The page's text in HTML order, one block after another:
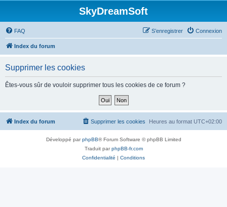
SkyDreamSoft
FAQ Connexion
S’enregistrer
Index du forum
Supprimer les cookies
Êtes-vous sûr de vouloir supprimer tous les cookies de ce forum ?
Index du forum Heures au format UTC+02:00
Supprimer les cookies
Développé parphpBB® Forum Software © phpBB Limited
Traduit parphpBB-fr.com
Confidentialité | Conditions